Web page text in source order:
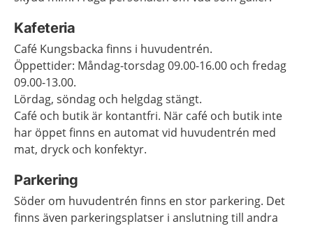
Kafeteria
Café Kungsbacka finns i huvudentrén.
Öppettider: Måndag-torsdag 09.00-16.00 och fredag
09.00-13.00.
Lördag, söndag och helgdag stängt.
Café och butik är kontantfri. När café och butik inte
har öppet finns en automat vid huvudentrén med
mat, dryck och konfektyr.
Parkering
Söder om huvudentrén finns en stor parkering. Det
finns även parkeringsplatser i anslutning till andra